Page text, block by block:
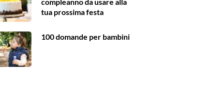
tua prossima festa
100 domande per bambini